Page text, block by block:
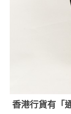
香港行貨有「